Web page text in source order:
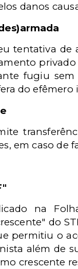
danos
tentativa de
fugiu sem
do
em caso
na
do
permitiu o
além de
crescente